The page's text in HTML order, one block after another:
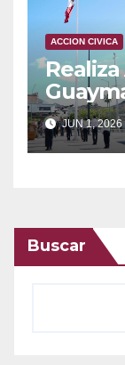
ACCION CIVICA
JUN 1, 2026
Buscar